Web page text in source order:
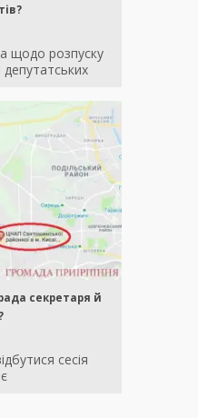
щодо розпуску
секретаря й
сесія